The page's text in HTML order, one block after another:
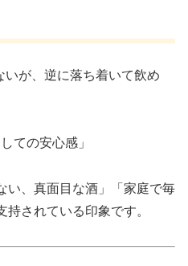
いが、逆に落ち着いて飲め
ての安心感」
い、真面目な酒」「家庭で毎
されている印象です。